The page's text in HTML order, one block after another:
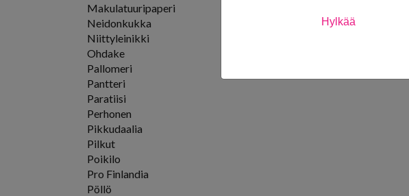
Makulatuuripaperi
Neidonkukka
Niittyleinikki
Ohdake
Pallomeri
Pantteri
Paratiisi
Perhonen
Pikkudaalia
Pilkut
Poikilo
Pro Finlandia
Pöllö
Hylkää